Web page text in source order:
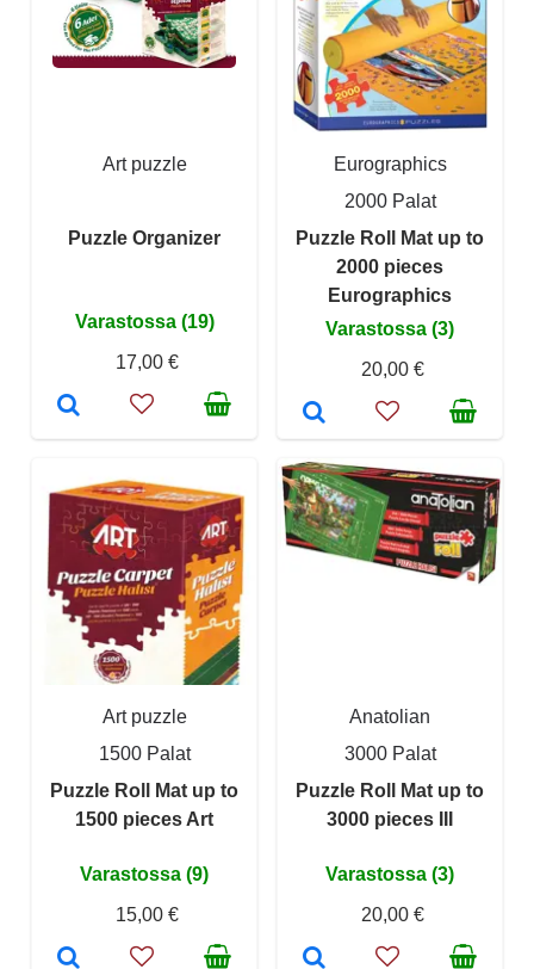
Art puzzle
Puzzle Organizer
Varastossa (19)
17,00 €
Eurographics
2000 Palat
Puzzle Roll Mat up to
2000 pieces
Eurographics
Varastossa (3)
20,00 €
Art puzzle
1500 Palat
Puzzle Roll Mat up to
1500 pieces Art
Varastossa (9)
15,00 €
Anatolian
3000 Palat
Puzzle Roll Mat up to
3000 pieces III
Varastossa (3)
20,00 €